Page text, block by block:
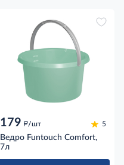
179 д/шт 5
Ведро Funtouch Comfort,
7л